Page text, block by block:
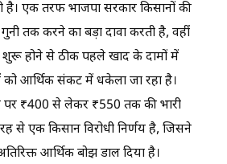
है। एक तरफ भाजपा सरकार किसानों की
तक करने का बड़ा दावा करती है, वहीं
होने से ठीक पहले खाद के दामों में
को आर्थिक संकट में धकेला जा रहा है।
पर ₹400 से लेकर ₹550 तक की भारी
से एक किसान विरोधी निर्णय है, जिसने
आर्थिक बोझ डाल दिया है।